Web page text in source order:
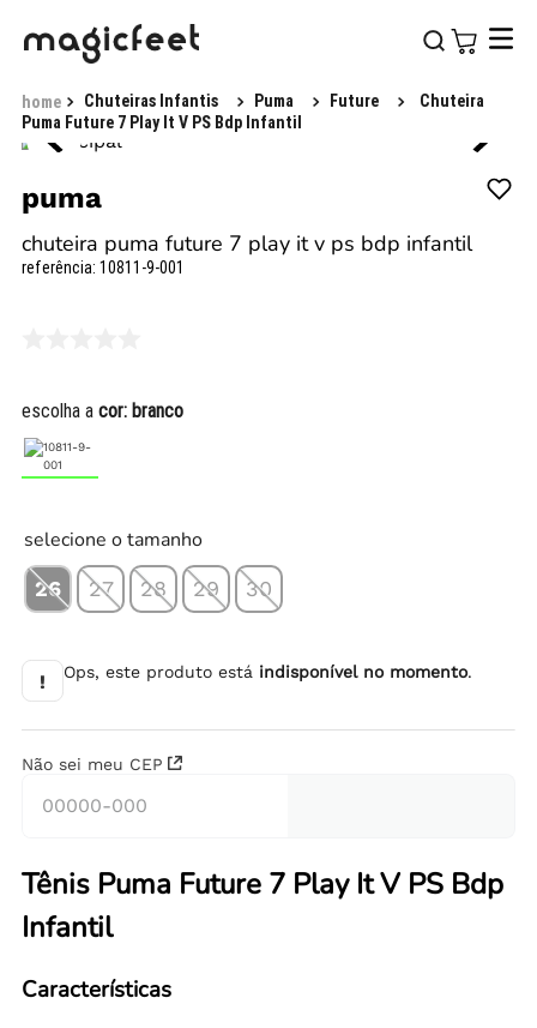
Chuteiras Infantis Puma Future
Chuteira
Puma Future 7 Play It V PS Bdp Infantil
puma
chuteira puma future 7 play it v ps bdp infantil
referência: 10811-9-001
escolha a cor: branco
selecione o tamanho
26 27 28 29 30
! Ops, este produto está indisponível no momento.
Não sei meu CEP
Tênis Puma Future 7 Play It V PS Bdp
Infantil
Características